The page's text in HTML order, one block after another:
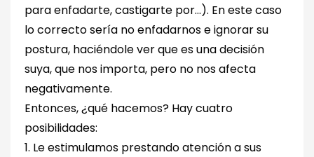
para enfadarte, castigarte por…). En este caso
lo correcto sería no enfadarnos e ignorar su
postura, haciéndole ver que es una decisión
suya, que nos importa, pero no nos afecta
negativamente.
Entonces, ¿qué hacemos? Hay cuatro
posibilidades:
1. Le estimulamos prestando atención a sus